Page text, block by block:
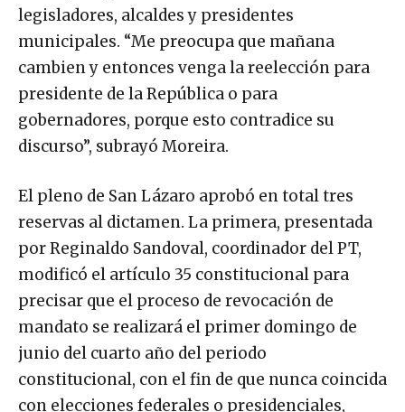
legisladores, alcaldes y presidentes
municipales. “Me preocupa que mañana
cambien y entonces venga la reelección para
presidente de la República o para
gobernadores, porque esto contradice su
discurso”, subrayó Moreira.
El pleno de San Lázaro aprobó en total tres
reservas al dictamen. La primera, presentada
por Reginaldo Sandoval, coordinador del PT,
modificó el artículo 35 constitucional para
precisar que el proceso de revocación de
mandato se realizará el primer domingo de
junio del cuarto año del periodo
constitucional, con el fin de que nunca coincida
con elecciones federales o presidenciales,